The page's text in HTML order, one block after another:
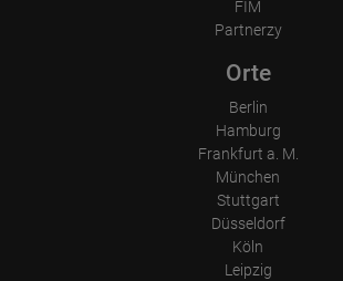
Information collected on visitor behavior is as
Browser and any add-ons used
Resolution of the computer
Visitor source (Facebook, search engine,
Which files were downloaded?
Which videos were watched?
Were any advertising banners clicked?
Where did the visitor go? Did he click on
portal or did he leave it completely?
How long did the visitor stay?
FIM
Partnerzy
Orte
Berlin
Hamburg
Frankfurt a. M.
München
Stuttgart
Düsseldorf
Köln
Leipzig